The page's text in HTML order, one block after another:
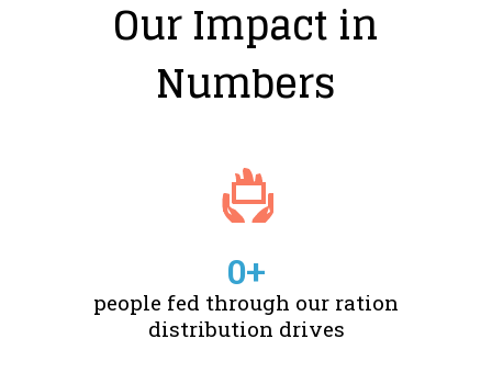
Our Impact in
Numbers
people fed through our ration
distribution drives
0+